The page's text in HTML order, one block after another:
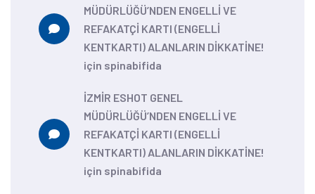
MÜDÜRLÜĞÜ’NDEN ENGELLİ VE
REFAKATÇİ KARTI (ENGELLİ
KENTKARTI) ALANLARIN DİKKATİNE!
için spinabifida
İZMİR ESHOT GENEL
MÜDÜRLÜĞÜ’NDEN ENGELLİ VE
REFAKATÇİ KARTI (ENGELLİ
KENTKARTI) ALANLARIN DİKKATİNE!
için spinabifida